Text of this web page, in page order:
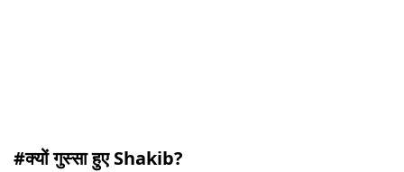
#क्यों गुस्सा हुए Shakib?